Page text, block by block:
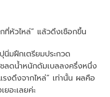
ที่หัวไหล่” แล้วดึงเชือกขึ้น
นิ่มฝึกเตรียมประกวด
ลดน้ำหนักดัมเบลลงครึ่งหนึ่ง
งดึงจากไหล่” เท่านั้น ผลคือ
อะเลยค่ะ